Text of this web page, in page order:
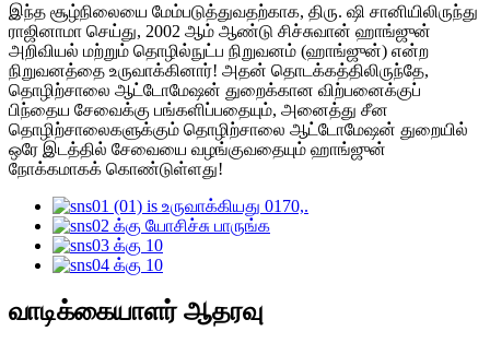
இந்த சூழ்நிலையை மேம்படுத்துவதற்காக, திரு. ஷி சானியிலிருந்து
ராஜினாமா செய்து, 2002 ஆம் ஆண்டு சிச்சுவான் ஹாங்ஜுன்
அறிவியல் மற்றும் தொழில்நுட்ப நிறுவனம் (ஹாங்ஜுன்) என்ற
நிறுவனத்தை உருவாக்கினார்! அதன் தொடக்கத்திலிருந்தே,
தொழிற்சாலை ஆட்டோமேஷன் துறைக்கான விற்பனைக்குப்
பிந்தைய சேவைக்கு பங்களிப்பதையும், அனைத்து சீன
தொழிற்சாலைகளுக்கும் தொழிற்சாலை ஆட்டோமேஷன் துறையில்
ஒரே இடத்தில் சேவையை வழங்குவதையும் ஹாங்ஜுன்
நோக்கமாகக் கொண்டுள்ளது!
வாடிக்கையாளர் ஆதரவு